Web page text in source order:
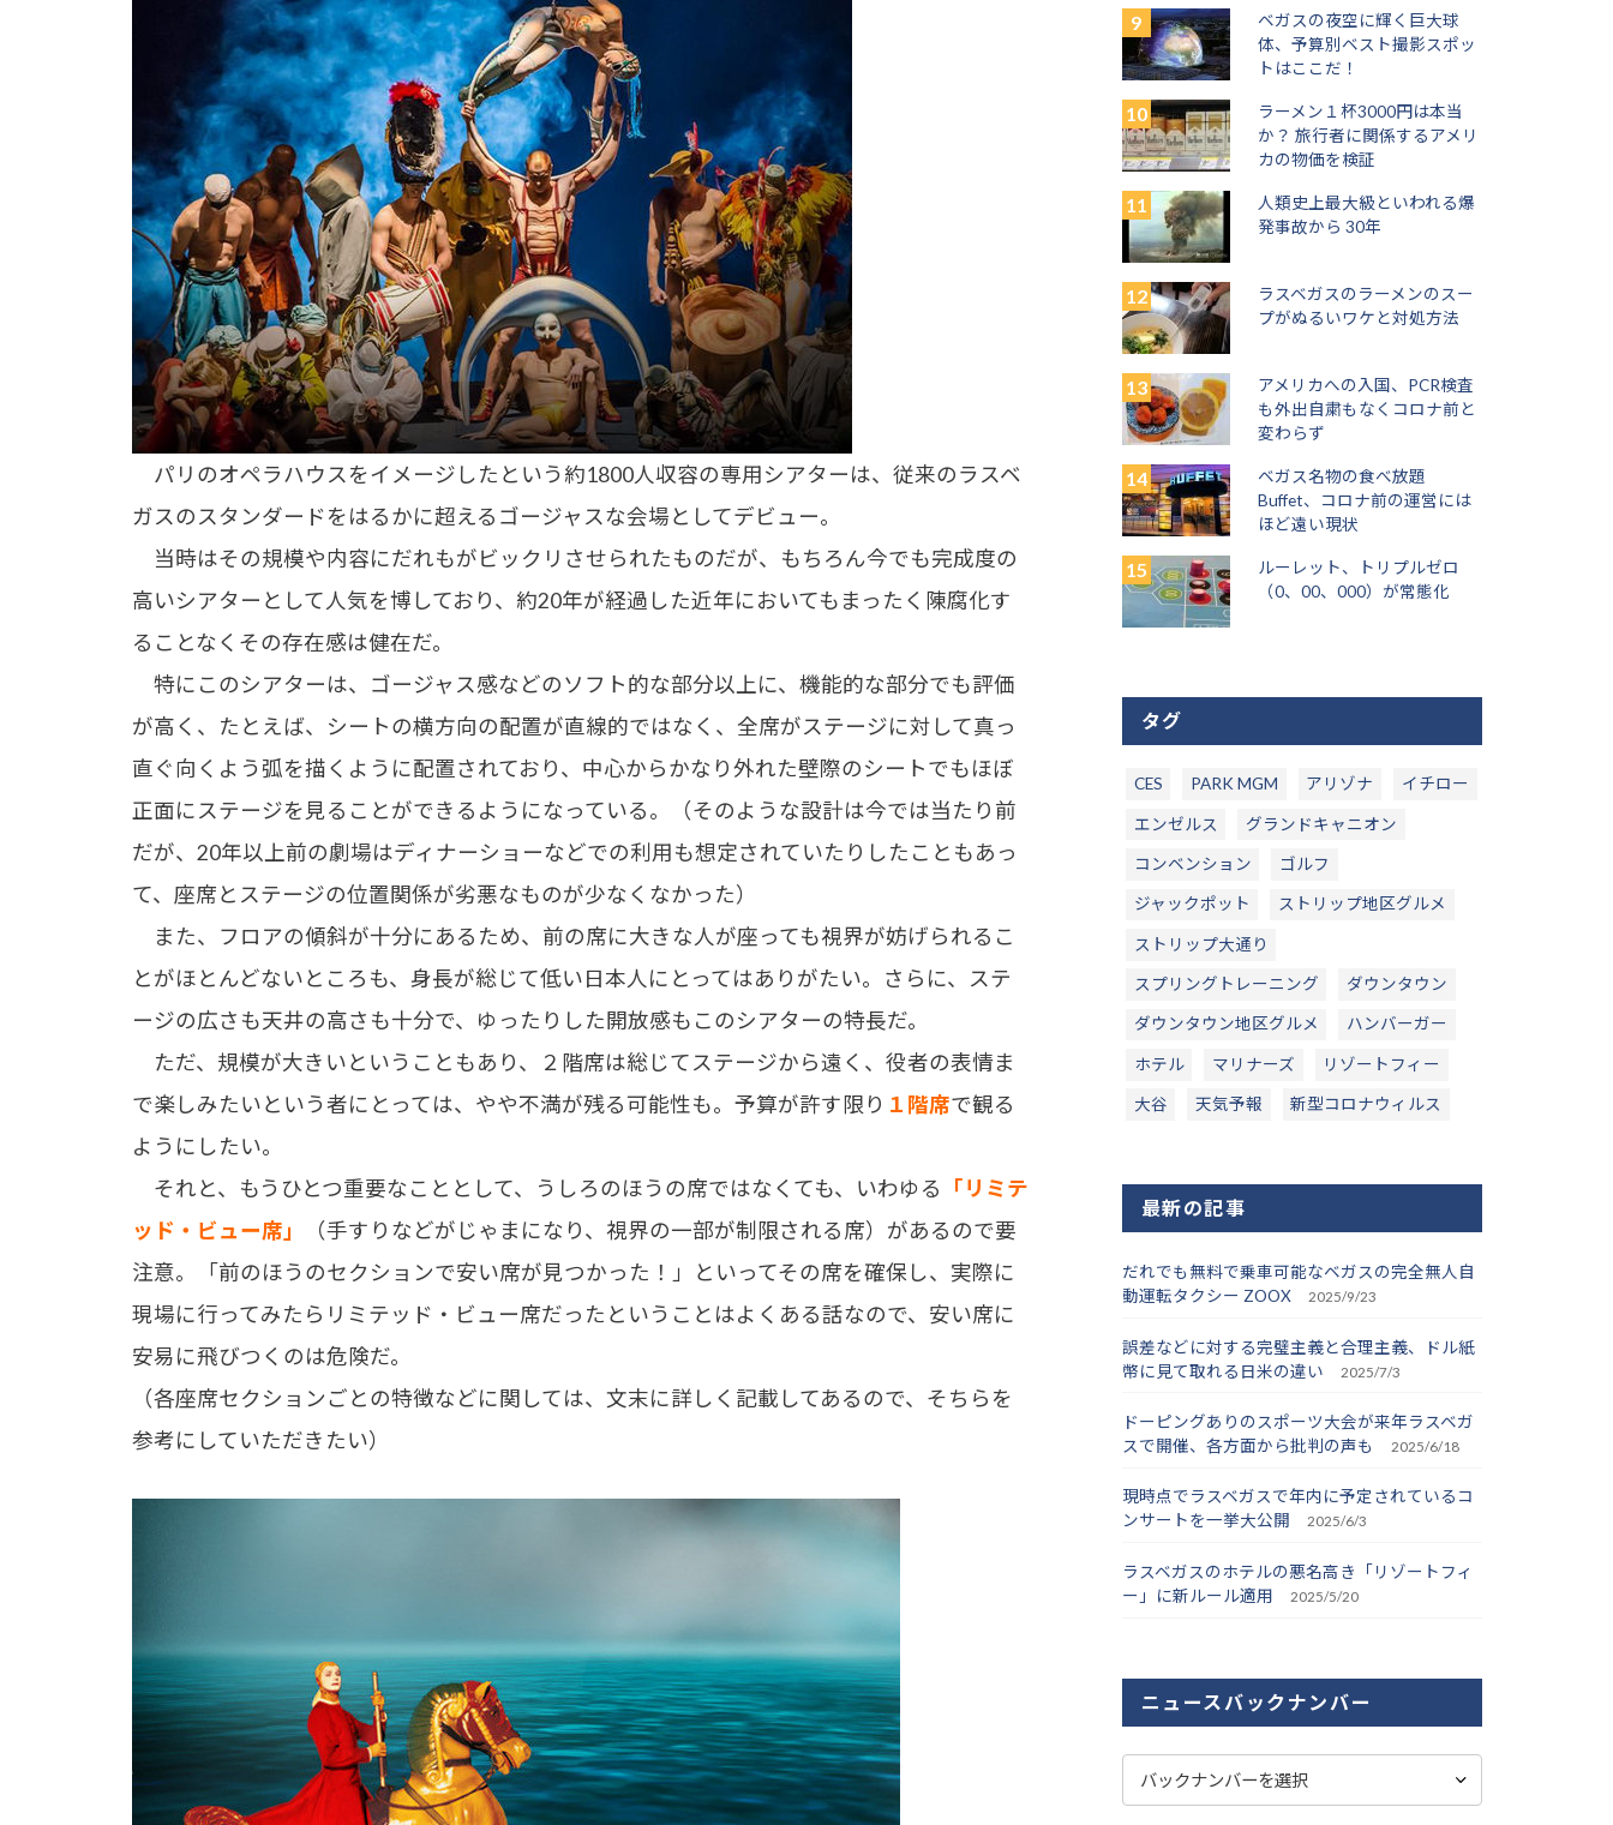
パリのオペラハウスをイメージしたという約1800人収容の専用シアターは、従来のラスベ
ガスのスタンダードをはるかに超えるゴージャスな会場としてデビュー。
当時はその規模や内容にだれもがビックリさせられたものだが、もちろん今でも完成度の
高いシアターとして人気を博しており、約20年が経過した近年においてもまったく陳腐化す
ることなくその存在感は健在だ。
特にこのシアターは、ゴージャス感などのソフト的な部分以上に、機能的な部分でも評価
が高く、たとえば、シートの横方向の配置が直線的ではなく、全席がステージに対して真っ
直ぐ向くよう弧を描くように配置されており、中心からかなり外れた壁際のシートでもほぼ
正面にステージを見ることができるようになっている。（そのような設計は今では当たり前
だが、20年以上前の劇場はディナーショーなどでの利用も想定されていたりしたこともあっ
て、座席とステージの位置関係が劣悪なものが少なくなかった）
また、フロアの傾斜が十分にあるため、前の席に大きな人が座っても視界が妨げられるこ
とがほとんどないところも、身長が総じて低い日本人にとってはありがたい。さらに、ステ
ージの広さも天井の高さも十分で、ゆったりした開放感もこのシアターの特長だ。
ただ、規模が大きいということもあり、２階席は総じてステージから遠く、役者の表情ま
で楽しみたいという者にとっては、やや不満が残る可能性も。予算が許す限り １階席で観る
ようにしたい。
それと、もうひとつ重要なこととして、うしろのほうの席ではなくても、いわゆる
「リミテ
ッド・ビュー席」
（手すりなどがじゃまになり、視界の一部が制限される席）があるので要
注意。「前のほうのセクションで安い席が見つかった！」といってその席を確保し、実際に
現場に行ってみたらリミテッド・ビュー席だったということはよくある話なので、安い席に
安易に飛びつくのは危険だ。
（各座席セクションごとの特徴などに関しては、文末に詳しく記載してあるので、そちらを
参考にしていただきたい）
ベガスの夜空に輝く巨大球
体、予算別ベスト撮影スポッ
トはここだ！
ラーメン１杯3000円は本当
か？ 旅行者に関係するアメリ
カの物価を検証
人類史上最大級といわれる爆
発事故から 30年
ラスベガスのラーメンのスー
プがぬるいワケと対処方法
アメリカへの入国、PCR検査
も外出自粛もなくコロナ前と
変わらず
ベガス名物の食べ放題
Buffet、コロナ前の運営には
ほど遠い現状
ルーレット、トリプルゼロ
（0、00、000）が常態化
タグ
CES PARK MGM アリゾナ イチロー
エンゼルス グランドキャニオン
コンベンション ゴルフ
ジャックポット ストリップ地区グルメ
ストリップ大通り
スプリングトレーニング ダウンタウン
ダウンタウン地区グルメ ハンバーガー
ホテル マリナーズ リゾートフィー
大谷 天気予報 新型コロナウィルス
最新の記事
だれでも無料で乗車可能なベガスの完全無人自
動運転タクシー ZOOX
2025/9/23
誤差などに対する完璧主義と合理主義、ドル紙
幣に見て取れる日米の違い
2025/7/3
ドーピングありのスポーツ大会が来年ラスベガ
スで開催、各方面から批判の声も
2025/6/18
現時点でラスベガスで年内に予定されているコ
ンサートを一挙大公開
2025/6/3
ラスベガスのホテルの悪名高き「リゾートフィ
ー」に新ルール適用
2025/5/20
ニュースバックナンバー